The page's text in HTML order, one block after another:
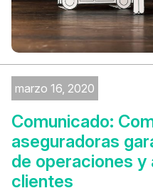
marzo 16, 2020
Comunicado:
aseguradoras
de operaciones y
clientes